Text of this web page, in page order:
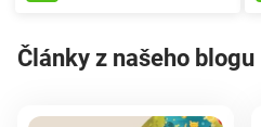
Články z našeho blogu